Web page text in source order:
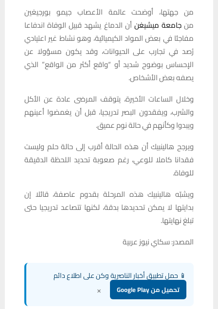
من جهتها، أوضحت عالمة الأعصاب جيمو بورجيغين
منجامعة ميشيغنأن الدماغ يشهد قبيل الوفاة اندفاعا
مفاجئا في بعض المواد الكيميائية، وهو نشاط غير اعتيادي
رُصد في تجارب على الحيوانات، وقد يكون مسؤولا عن
الإحساس بوضوح شديد أو “واقع أكثر من الواقع” الذي
يصفه بعض الأشخاص.
وخلال الساعات الأخيرة، يتوقف المرضى عادة عن الأكل
والشرب، ويفقدون البصر تدريجيا، قبل أن يغمضوا أعينهم
ويبدوا وكأنهم في حالة نوم عميق.
ويرجح هالينبيك أن هذه الحالة أقرب إلى حالة حلم وليست
فقدانا كاملا للوعي، رغم صعوبة تحديد اللحظة الدقيقة
للوفاة.
ويشبّه هالينبيك هذه المرحلة بقدوم عاصفة، قائلا إن
بدايتها لا يمكن تحديدها بدقة، لكنها تتصاعد تدريجيا حتى
تبلغ نهايتها.
المصدر: سكاي نيوز عربية
📱 حمل تطبيق أخبار الناصرية وكن على اطلاع دائم
تحميل من Google Play ×